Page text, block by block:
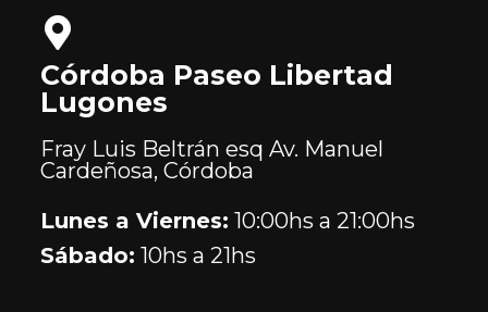
Córdoba Paseo Libertad
Lugones
Fray Luis Beltrán esq Av. Manuel
Cardeñosa, Córdoba
Lunes a Viernes: 10:00hs a 21:00hs
Sábado: 10hs a 21hs